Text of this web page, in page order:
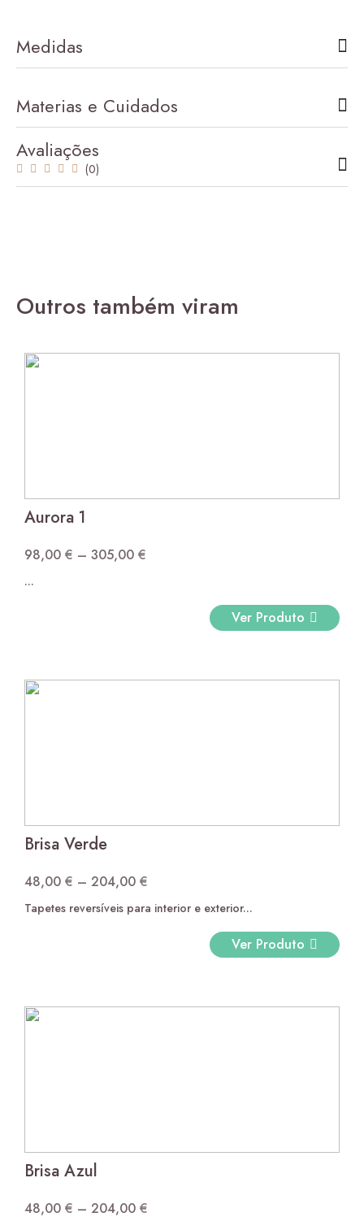
Medidas
Materias e Cuidados
Avaliações
(0)
Outros também viram
Aurora 1
98,00 € – 305,00 €
...
Ver Produto
Brisa Verde
48,00 € – 204,00 €
range:
Tapetes reversíveis para interior e exterior...
Ver Produto
Brisa Azul
48,00 € – 204,00 €